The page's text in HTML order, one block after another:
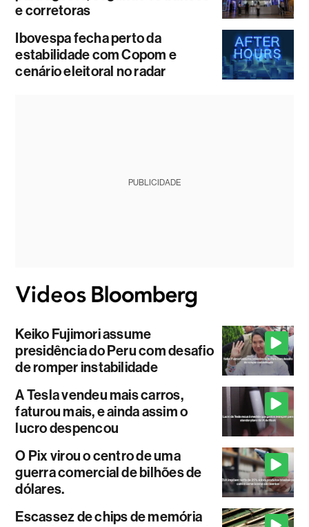
e corretoras
Ibovespa fecha perto da
estabilidade com Copom e
cenário eleitoral no radar
PUBLICIDADE
Keiko Fujimori assume
presidência do Peru com desafio
de romper instabilidade
A Tesla vendeu mais carros,
faturou mais, e ainda assim o
lucro despencou
O Pix virou o centro de uma
guerra comercial de bilhões de
dólares.
Escassez de chips de memória